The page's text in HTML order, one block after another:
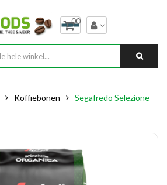
00
Koffiebonen
Segafredo Selezione